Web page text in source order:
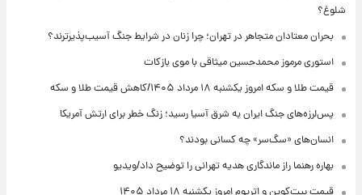
شلوغ؟
بحران معتادان متجاهر در تهران؛ چرا زنان در شرایط جنگ آسیب‌پذیرترند؟
استوری مرموز محمدحسین میثاقی با موی بازکات
قیمت طلا و سکه امروز یکشنبه ۱۸ مرداد ۱۴۰۵/کاهش قیمت طلا و سکه
پس‌لرزه‌های جنگ ایران به شرق آسیا رسید؛ زنگ خطر برای ارتش آمریکا
انسان‌های «سگ‌سر» چه کسانی بودند؟
بهاره رهنما راز ماندگاری هدیه تهرانی را توضیح داد/ویدیو
قیمت بیت‌کوین و اتریوم امروز یکشنبه ۱۸ مرداد ۱۴۰۵